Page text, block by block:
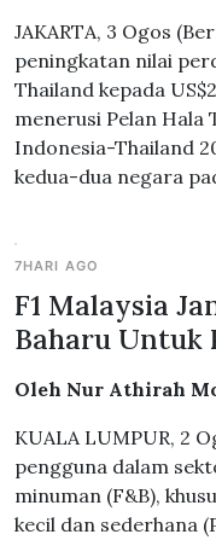
JAKARTA, 3 Ogos
peningkatan nilai
Thailand kepada
menerusi Pelan Hala
Indonesia-Thailand
kedua-dua negara
7HARI AGO
F1 Malaysia
Baharu Untuk
Oleh Nur Athirah
KUALA LUMPUR, 2
pengguna dalam
minuman (F&B),
kecil dan sederhana